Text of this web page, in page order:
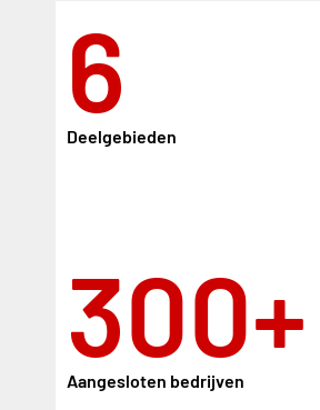
6
Deelgebieden
300+
Aangesloten bedrijven